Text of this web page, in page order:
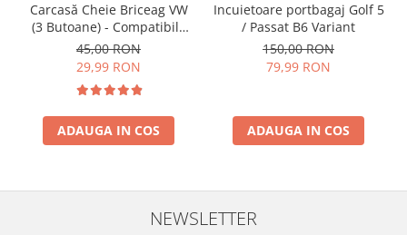
Carcasă Cheie Briceag VW
(3 Butoane) - Compatibilă
Golf 5, Jetta, Touran etc
45,00 RON
29,99 RON
ADAUGA IN COS
Incuietoare portbagaj Golf 5
/ Passat B6 Variant
150,00 RON
79,99 RON
ADAUGA IN COS
NEWSLETTER